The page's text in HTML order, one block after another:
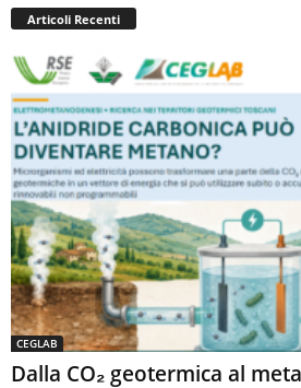
Articoli Recenti
CEGLAB
Dalla CO₂ geotermica al